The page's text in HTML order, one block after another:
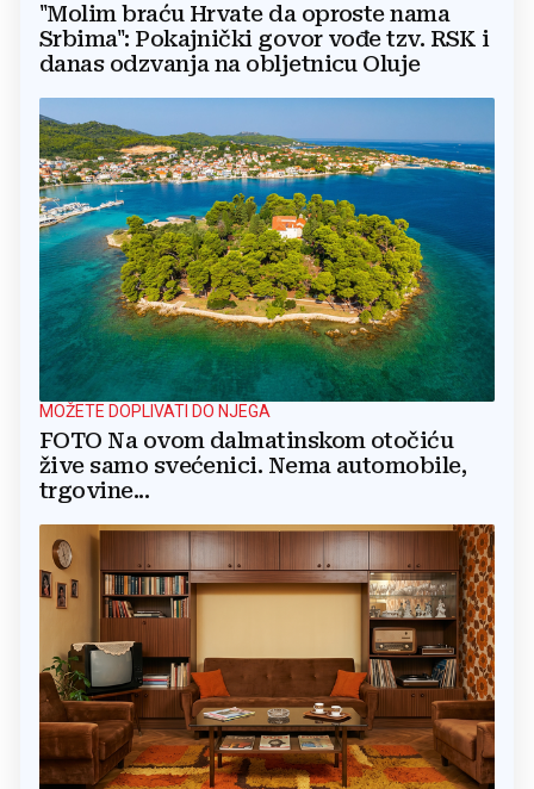
"Molim braću Hrvate da oproste nama
Srbima": Pokajnički govor vođe tzv. RSK i
danas odzvanja na obljetnicu Oluje
MOŽETE DOPLIVATI DO NJEGA
FOTO Na ovom dalmatinskom otočiću
žive samo svećenici. Nema automobile,
trgovine...